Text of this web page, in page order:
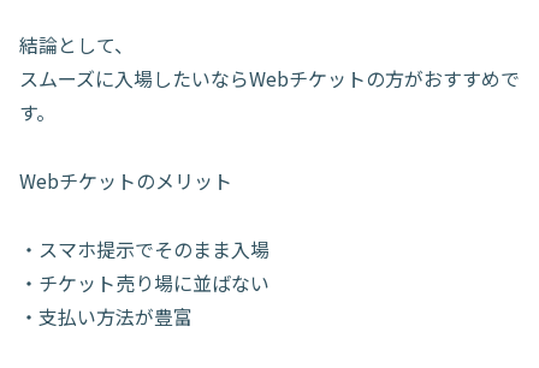
結論として、
スムーズに入場したいならWebチケットの方がおすすめで
す。
Webチケットのメリット
・スマホ提示でそのまま入場
・チケット売り場に並ばない
・支払い方法が豊富